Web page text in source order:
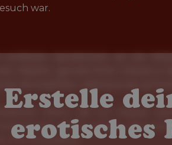
war.
Erstelle
erotisches